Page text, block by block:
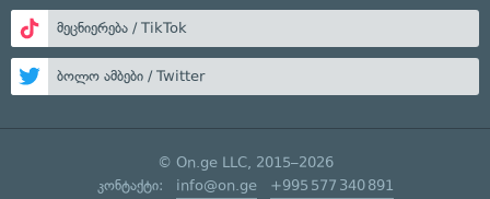
მეცნიერება / TikTok
ბოლო ამბები / Twitter
© On.ge LLC, 2015–2026
კონტაქტი: info@on.ge +995 577 340 891